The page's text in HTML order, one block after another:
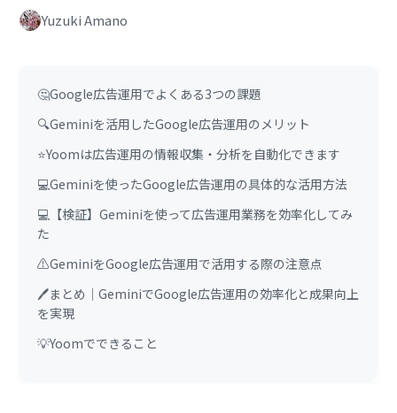
Yuzuki Amano
🤔Google広告運用でよくある3つの課題
🔍Geminiを活用したGoogle広告運用のメリット
⭐Yoomは広告運用の情報収集・分析を自動化できます
💻Geminiを使ったGoogle広告運用の具体的な活用方法
💻【検証】Geminiを使って広告運用業務を効率化してみ
た
⚠️GeminiをGoogle広告運用で活用する際の注意点
🖊️まとめ｜GeminiでGoogle広告運用の効率化と成果向上
を実現
💡Yoomでできること